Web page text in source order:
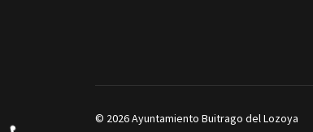
© 2026 Ayuntamiento Buitrago del Lozoya